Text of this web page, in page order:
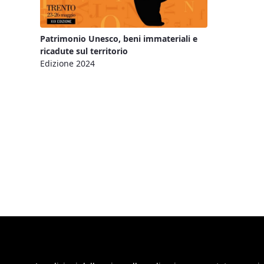
Patrimonio Unesco, beni immateriali e
ricadute sul territorio
Edizione 2024